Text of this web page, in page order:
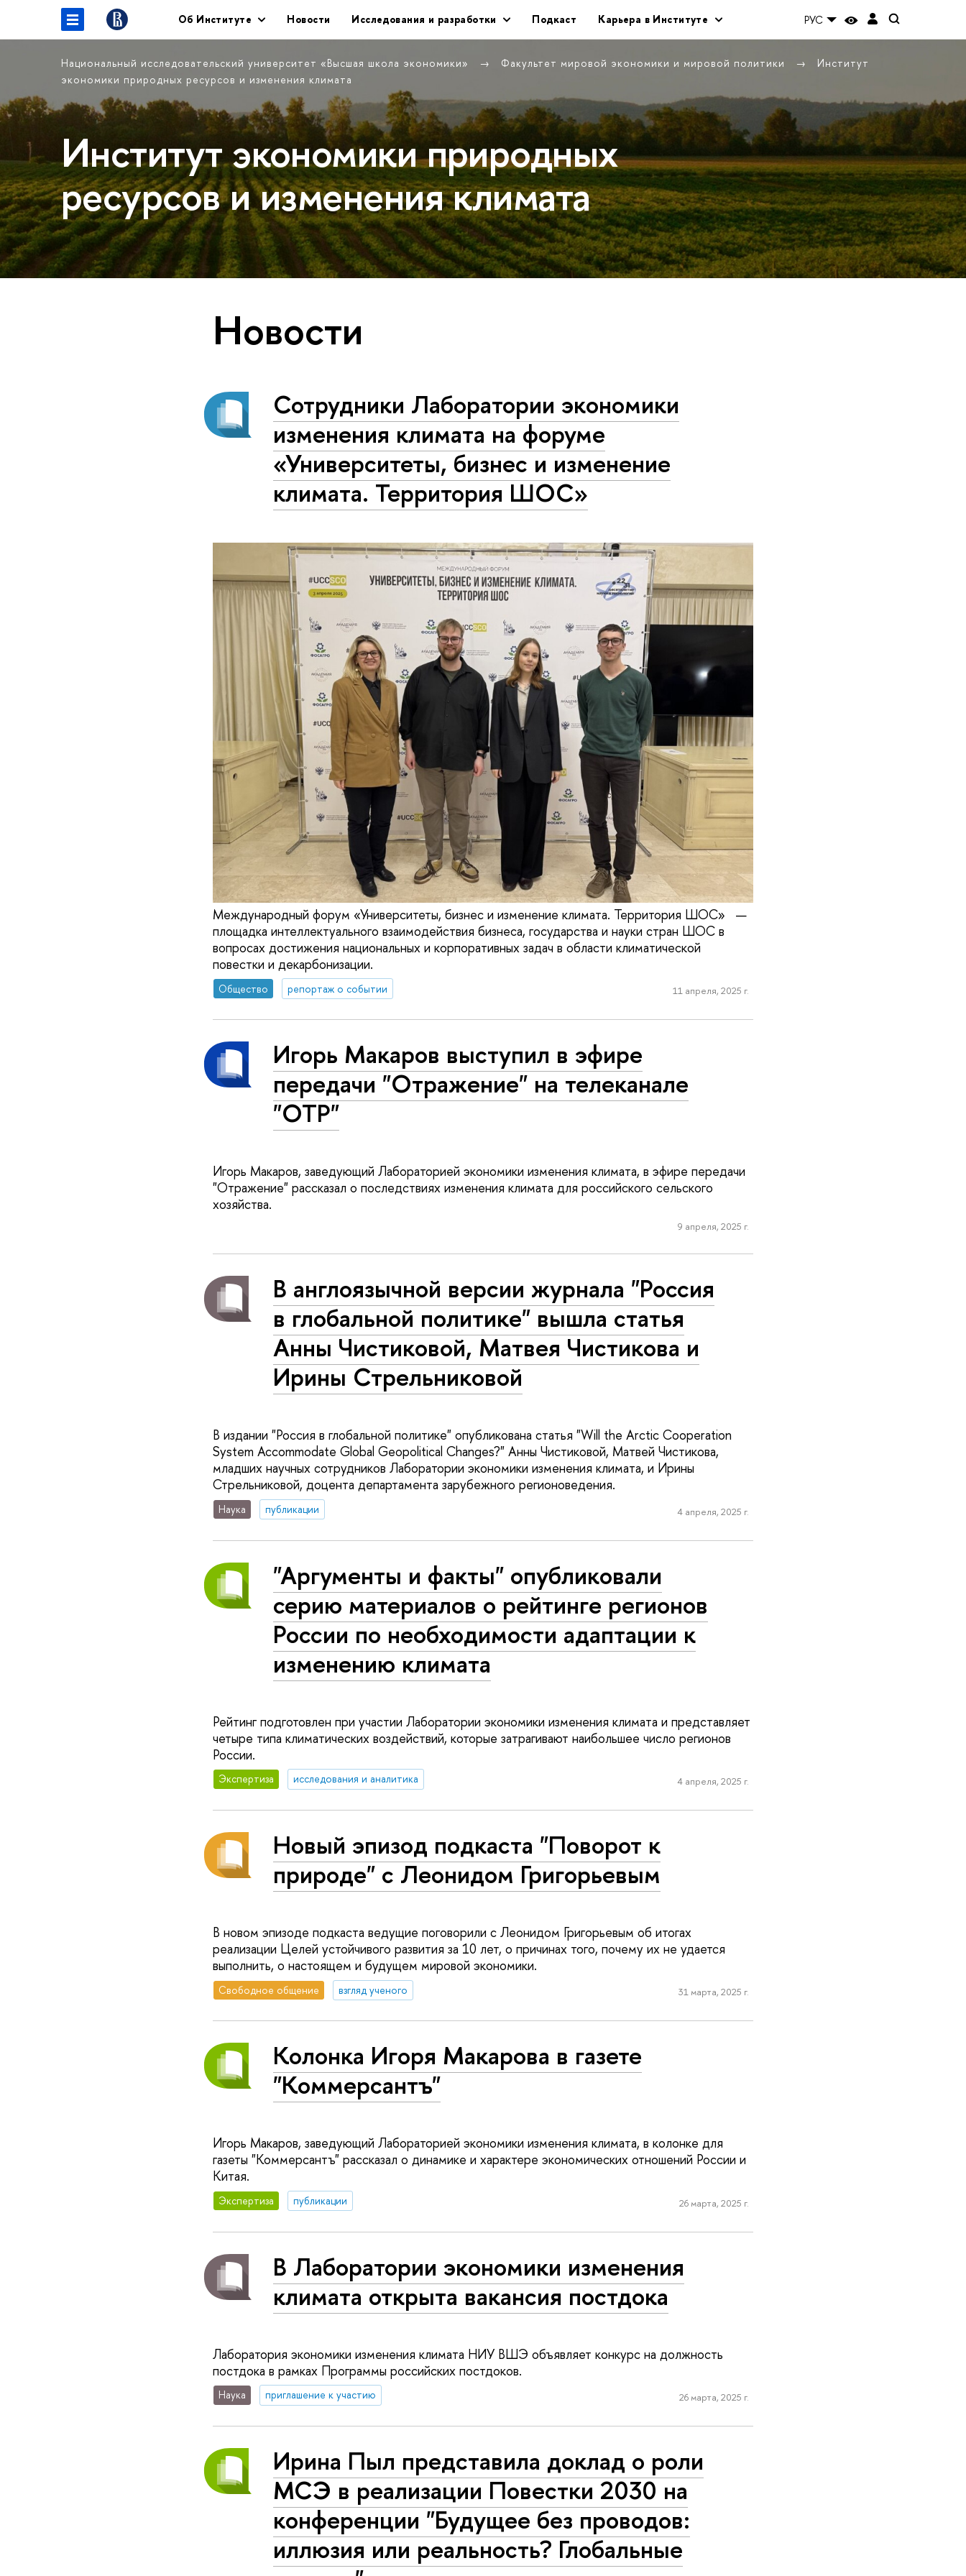
Об Институте Новости Исследования и разработки Подкаст Карьера в Институте РУС
Национальный исследовательский университет «Высшая школа экономики» Факультет мировой экономики и мировой политики
Институт
экономики природных ресурсов и изменения климата
Институт экономики природных
ресурсов и изменения климата
Новости
Сотрудники Лаборатории экономики
изменения климата на форуме
«Университеты, бизнес и изменение
климата. Территория ШОС»
Международный форум «Университеты, бизнес и изменение климата. Территория ШОС» —
площадка интеллектуального взаимодействия бизнеса, государства и науки стран ШОС в
вопросах достижения национальных и корпоративных задач в области климатической
повестки и декарбонизации.
Общество репортаж о событии 11 апреля, 2025 г.
Игорь Макаров выступил в эфире
передачи "Отражение" на телеканале
"ОТР"
Игорь Макаров, заведующий Лабораторией экономики изменения климата, в эфире передачи
"Отражение" рассказал о последствиях изменения климата для российского сельского
хозяйства.
9 апреля, 2025 г.
В англоязычной версии журнала "Россия
в глобальной политике" вышла статья
Анны Чистиковой, Матвея Чистикова и
Ирины Стрельниковой
В издании "Россия в глобальной политике" опубликована статья "Will the Arctic Cooperation
System Accommodate Global Geopolitical Changes?" Анны Чистиковой, Матвей Чистикова,
младших научных сотрудников Лаборатории экономики изменения климата, и Ирины
Стрельниковой, доцента департамента зарубежного регионоведения.
Наука публикации 4 апреля, 2025 г.
"Аргументы и факты" опубликовали
серию материалов о рейтинге регионов
России по необходимости адаптации к
изменению климата
Рейтинг подготовлен при участии Лаборатории экономики изменения климата и представляет
четыре типа климатических воздействий, которые затрагивают наибольшее число регионов
России.
Экспертиза исследования и аналитика 4 апреля, 2025 г.
Новый эпизод подкаста "Поворот к
природе" с Леонидом Григорьевым
В новом эпизоде подкаста ведущие поговорили с Леонидом Григорьевым об итогах
реализации Целей устойчивого развития за 10 лет, о причинах того, почему их не удается
выполнить, о настоящем и будущем мировой экономики.
Свободное общение взгляд ученого 31 марта, 2025 г.
Колонка Игоря Макарова в газете
"Коммерсантъ"
Игорь Макаров, заведующий Лабораторией экономики изменения климата, в колонке для
газеты "Коммерсантъ" рассказал о динамике и характере экономических отношений России и
Китая.
Экспертиза публикации 26 марта, 2025 г.
В Лаборатории экономики изменения
климата открыта вакансия постдока
Лаборатория экономики изменения климата НИУ ВШЭ объявляет конкурс на должность
постдока в рамках Программы российских постдоков.
Наука приглашение к участию 26 марта, 2025 г.
Ирина Пыл представила доклад о роли
МСЭ в реализации Повестки 2030 на
конференции "Будущее без проводов:
иллюзия или реальность? Глобальные